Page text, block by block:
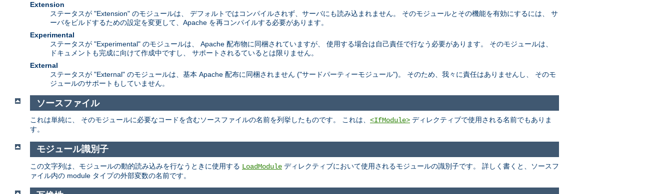
Extension
ステータスが "Extension" のモジュールは、 デフォルトではコンパイルされず、サーバにも読み込まれません。 そのモジュールとその機能を有効にするには、 サ
ーバをビルドするための設定を変更して、Apache を再コンパイルする必要があります。
Experimental
ステータスが "Experimental" のモジュールは、 Apache 配布物に同梱されていますが、 使用する場合は自己責任で行なう必要があります。 そのモジュールは、
ドキュメントも完成に向けて作成中ですし、 サポートされるているとは限りません。
External
ステータスが "External" のモジュールは、基本 Apache 配布に同梱されません ("サードパーティーモジュール")。 そのため、我々に責任はありませんし、 そのモ
ジュールのサポートもしていません。
ソースファイル
これは単純に、 そのモジュールに必要なコードを含むソースファイルの名前を列挙したものです。 これは、 <IfModule> ディレクティブで使用される名前でもありま
す。
モジュール識別子
この文字列は、モジュールの動的読み込みを行なうときに使用する LoadModule ディレクティブにおいて使用されるモジュールの識別子です。 詳しく書くと、ソースフ
ァイル内の module タイプの外部変数の名前です。